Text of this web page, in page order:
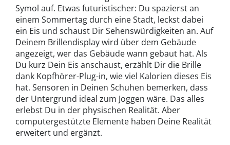
Symol auf. Etwas futuristischer: Du spazierst an
einem Sommertag durch eine Stadt, leckst dabei
ein Eis und schaust Dir Sehenswürdigkeiten an. Auf
Deinem Brillendisplay wird über dem Gebäude
angezeigt, wer das Gebäude wann gebaut hat. Als
Du kurz Dein Eis anschaust, erzählt Dir die Brille
dank Kopfhörer-Plug-in, wie viel Kalorien dieses Eis
hat. Sensoren in Deinen Schuhen bemerken, dass
der Untergrund ideal zum Joggen wäre. Das alles
erlebst Du in der physischen Realität. Aber
computergestützte Elemente haben Deine Realität
erweitert und ergänzt.